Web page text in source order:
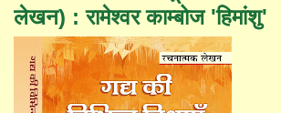
लेखन) : रामेश्वर काम्बोज 'हिमांशु'